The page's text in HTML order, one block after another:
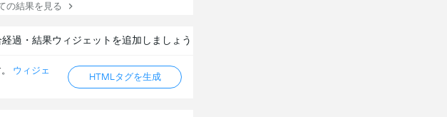
の結果を見る
過・結果ウィジェットを追加しましょう
ウィジェ
HTMLタグを生成